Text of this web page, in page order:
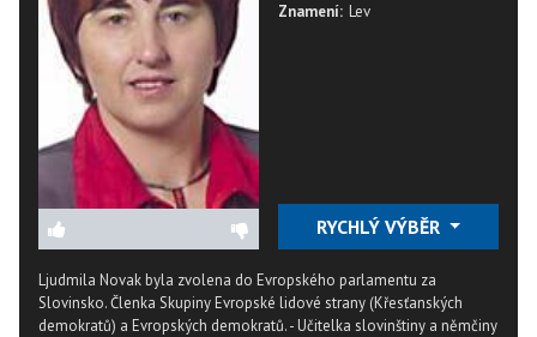
Znamení: Lev
RYCHLÝ VÝBĚR
Ljudmila Novak byla zvolena do Evropského parlamentu za
Slovinsko. Členka Skupiny Evropské lidové strany (Křesťanských
demokratů) a Evropských demokratů. - Učitelka slovinštiny a němčiny